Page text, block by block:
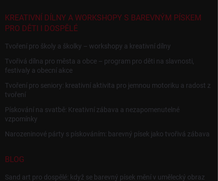
KREATIVNÍ DÍLNY A WORKSHOPY S BAREVNÝM PÍSKEM
PRO DĚTI I DOSPĚLÉ
Tvoření pro školy a školky – workshopy a kreativní dílny
Tvořivá dílna pro města a obce – program pro děti na slavnosti,
festivaly a obecní akce
Tvoření pro seniory: kreativní aktivita pro jemnou motoriku a radost z
tvoření
Pískování na svatbě: Kreativní zábava a nezapomenutelné
vzpomínky
Narozeninové párty s pískováním: barevný písek jako tvořivá zábava
BLOG
Sand art pro dospělé: když se barevný písek mění v umělecký obraz